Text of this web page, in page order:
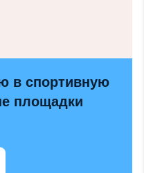
в спортивную
площадки